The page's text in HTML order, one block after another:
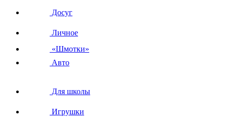
Досуг
Личное
«Шмотки»
Авто
Для школы
Игрушки